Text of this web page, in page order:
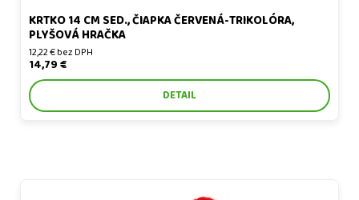
KRTKO 14 CM SED., ČIAPKA ČERVENÁ-TRIKOLÓRA,
PLYŠOVÁ HRAČKA
12,22 € bez DPH
14,79 €
DETAIL